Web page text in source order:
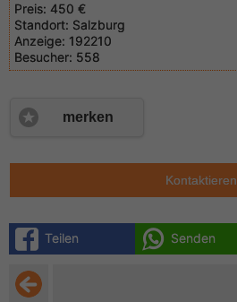
Preis: 450 €
Standort: Salzburg
Anzeige: 192210
Besucher: 558
merken
Kontaktieren
Teilen Senden